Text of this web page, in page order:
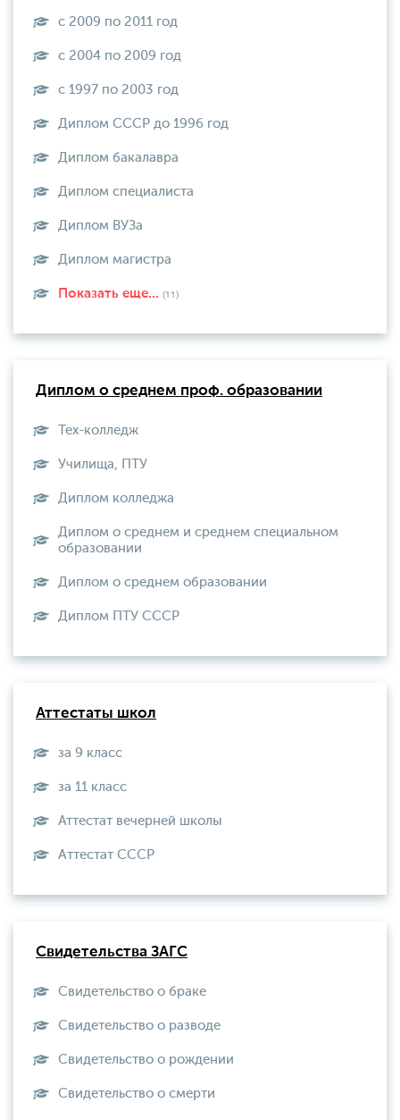
с 2009 по 2011 год
с 2004 по 2009 год
с 1997 по 2003 год
Диплом СССР до 1996 год
Диплом бакалавра
Диплом специалиста
Диплом ВУЗа
Диплом магистра
Показать еще... (11)
Диплом о среднем проф. образовании
Тех-колледж
Училища, ПТУ
Диплом колледжа
Диплом о среднем и среднем специальном
образовании
Диплом о среднем образовании
Диплом ПТУ СССР
Аттестаты школ
за 9 класс
за 11 класс
Аттестат вечерней школы
Aттестат СССР
Свидетельства ЗАГС
Свидетельство о браке
Свидетельство о разводе
Свидетельство о рождении
Свидетельство о смерти